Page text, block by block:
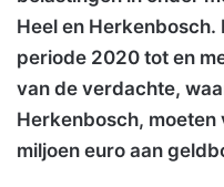
Heel en
periode 2020 tot en
van de verdachte,
Herkenbosch, moeten
miljoen euro aan